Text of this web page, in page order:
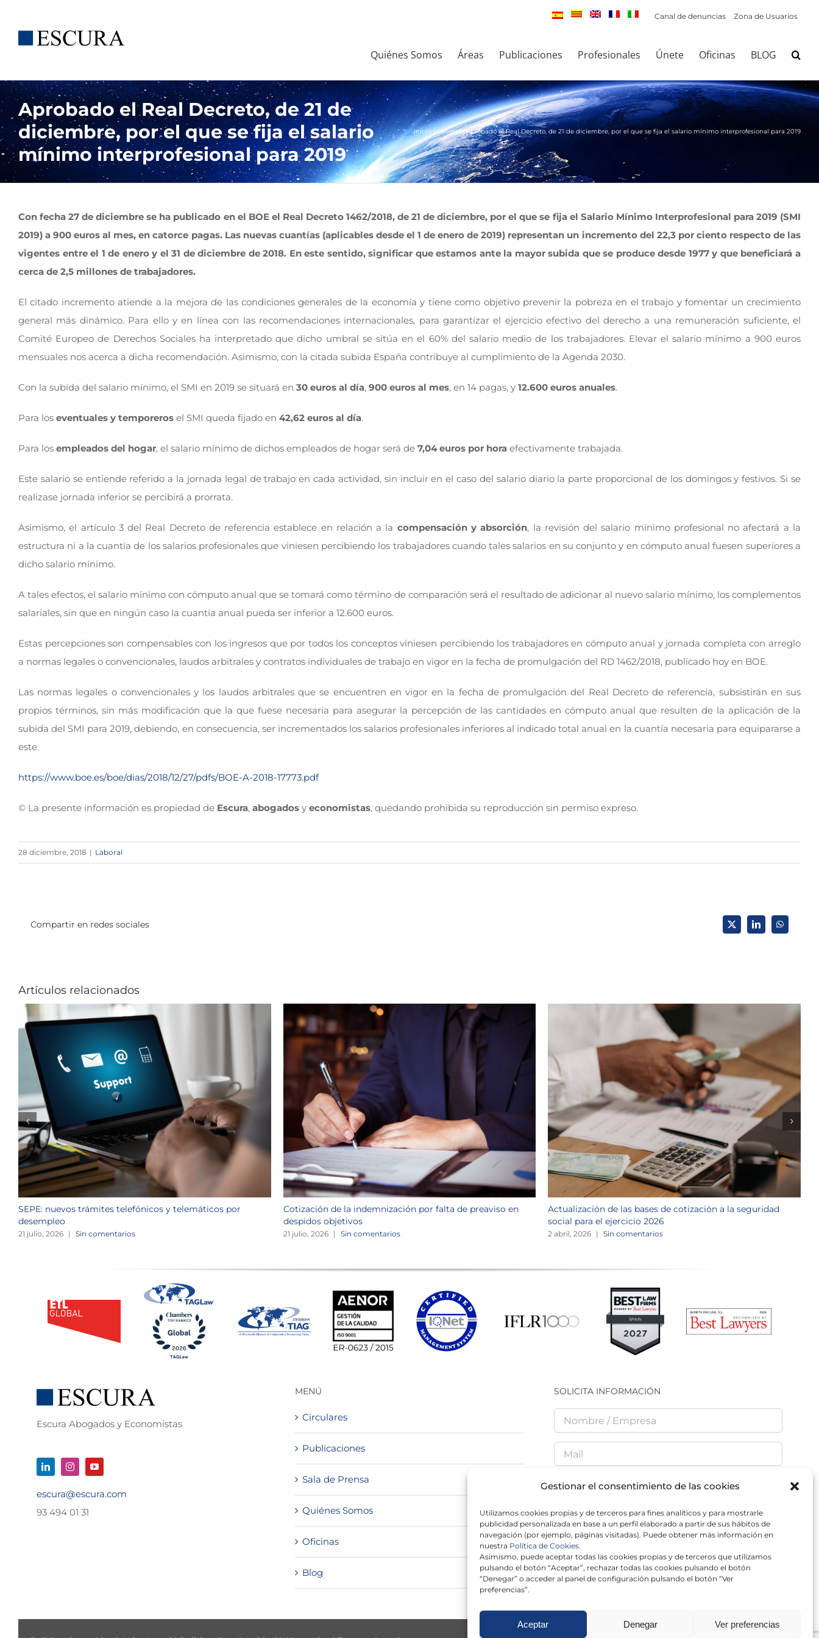
Gestionar el consentimiento de las cookies
Utilizamos cookies propias y de terceros para fines analíticos y para mostrarle
publicidad personalizada en base a un perfil elaborado a partir de sus hábitos de
navegación (por ejemplo, páginas visitadas). Puede obtener más información en
nuestra Política de Cookies.
Asimismo, puede aceptar todas las cookies propias y de terceros que utilizamos
pulsando el botón “Aceptar”, rechazar todas las cookies pulsando el botón
“Denegar” o acceder al panel de configuración pulsando el botón “Ver
preferencias”.
Aceptar Denegar Ver preferencias
contenido
Canal de denuncias Zona de Usuarios
Quiénes Somos Áreas Publicaciones Profesionales Únete Oficinas BLOG
Aprobado el Real Decreto, de 21 de
diciembre, por el que se fija el salario
mínimo interprofesional para 2019
Inicio Laboral Aprobado el Real Decreto, de 21 de diciembre, por el que se fija el salario mínimo interprofesional para 2019
Con fecha 27 de diciembre se ha publicado en el BOE el Real Decreto 1462/2018, de 21 de diciembre, por el que se fija el Salario Mínimo Interprofesional para 2019 (SMI
2019) a 900 euros al mes, en catorce pagas. Las nuevas cuantías (aplicables desde el 1 de enero de 2019) representan un incremento del 22,3 por ciento respecto de las
vigentes entre el 1 de enero y el 31 de diciembre de 2018. En este sentido, significar que estamos ante la mayor subida que se produce desde 1977 y que beneficiará a
cerca de 2,5 millones de trabajadores.
El citado incremento atiende a la mejora de las condiciones generales de la economía y tiene como objetivo prevenir la pobreza en el trabajo y fomentar un crecimiento
general más dinámico. Para ello y en línea con las recomendaciones internacionales, para garantizar el ejercicio efectivo del derecho a una remuneración suficiente, el
Comité Europeo de Derechos Sociales ha interpretado que dicho umbral se sitúa en el 60% del salario medio de los trabajadores. Elevar el salario mínimo a 900 euros
mensuales nos acerca a dicha recomendación. Asimismo, con la citada subida España contribuye al cumplimiento de la Agenda 2030.
Con la subida del salario mínimo, el SMI en 2019 se situará en 30 euros al día, 900 euros al mes, en 14 pagas, y 12.600 euros anuales.
Para los eventuales y temporeros el SMI queda fijado en 42,62 euros al día.
Para los empleados del hogar, el salario mínimo de dichos empleados de hogar será de 7,04 euros por hora efectivamente trabajada.
Este salario se entiende referido a la jornada legal de trabajo en cada actividad, sin incluir en el caso del salario diario la parte proporcional de los domingos y festivos. Si se
realizase jornada inferior se percibirá a prorrata.
Asimismo, el artículo 3 del Real Decreto de referencia establece en relación a la compensación y absorción, la revisión del salario mínimo profesional no afectará a la
estructura ni a la cuantía de los salarios profesionales que viniesen percibiendo los trabajadores cuando tales salarios en su conjunto y en cómputo anual fuesen superiores a
dicho salario mínimo.
A tales efectos, el salario mínimo con cómputo anual que se tomará como término de comparación será el resultado de adicionar al nuevo salario mínimo, los complementos
salariales, sin que en ningún caso la cuantía anual pueda ser inferior a 12.600 euros.
Estas percepciones son compensables con los ingresos que por todos los conceptos viniesen percibiendo los trabajadores en cómputo anual y jornada completa con arreglo
a normas legales o convencionales, laudos arbitrales y contratos individuales de trabajo en vigor en la fecha de promulgación del RD 1462/2018, publicado hoy en BOE.
Las normas legales o convencionales y los laudos arbitrales que se encuentren en vigor en la fecha de promulgación del Real Decreto de referencia, subsistirán en sus
propios términos, sin más modificación que la que fuese necesaria para asegurar la percepción de las cantidades en cómputo anual que resulten de la aplicación de la
subida del SMI para 2019, debiendo, en consecuencia, ser incrementados los salarios profesionales inferiores al indicado total anual en la cuantía necesaria para equipararse a
este.
https://www.boe.es/boe/dias/2018/12/27/pdfs/BOE-A-2018-17773.pdf
© La presente información es propiedad de Escura, abogados y economistas, quedando prohibida su reproducción sin permiso expreso.
28 diciembre, 2018 | Laboral
Compartir en redes sociales X LinkedInWhatsApp
Artículos relacionados
SEPE: nuevos trámites telefónicos y telemáticos por
desempleo
21 julio, 2026 | Sin comentarios
Cotización de la indemnización por falta de preaviso en
despidos objetivos
21 julio, 2026 | Sin comentarios
Actualización de las bases de cotización a la seguridad
social para el ejercicio 2026
2 abril, 2026 | Sin comentarios
Escura Abogados y Economistas
escura@escura.com
93 494 01 31
MENÚ
Circulares
Publicaciones
Sala de Prensa
Quiénes Somos
Oficinas
Blog
SOLICITA INFORMACIÓN
He leído y acepto laPolítica de Privacidad